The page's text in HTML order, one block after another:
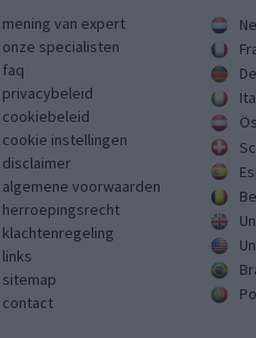
mening van expert
onze specialisten
faq
privacybeleid
cookiebeleid
cookie instellingen
disclaimer
algemene voorwaarden
herroepingsrecht
klachtenregeling
links
sitemap
contact